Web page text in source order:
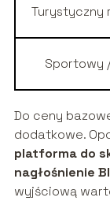
Turystyczny
Sportowy
Do ceny
dodatkowe.
platforma do
nagłośnienie
wyjściową